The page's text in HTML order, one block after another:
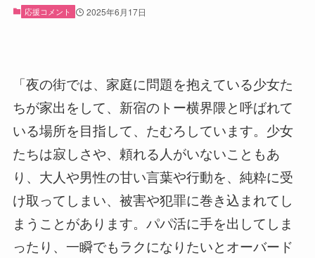
応援コメント 2025年6月17日
「夜の街では、家庭に問題を抱えている少女た
ちが家出をして、新宿のトー横界隈と呼ばれて
いる場所を目指して、たむろしています。少女
たちは寂しさや、頼れる人がいないこともあ
り、大人や男性の甘い言葉や行動を、純粋に受
け取ってしまい、被害や犯罪に巻き込まれてし
まうことがあります。パパ活に手を出してしま
ったり、一瞬でもラクになりたいとオーバード